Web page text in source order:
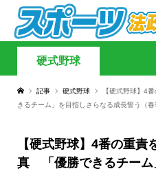
硬式野球
記事 硬式野球
【硬式野球】4
きるチーム」を目指しさらなる成長誓う（
【硬式野球】4番の重
真 「優勝できるチーム